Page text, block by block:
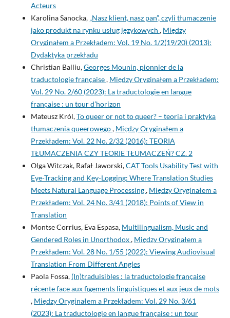
Acteurs
Karolina Sanocka, „Nasz klient, nasz pan”, czyli tłumaczenie
jako produkt na rynku usług językowych , Między
Oryginałem a Przekładem: Vol. 19 No. 1/2(19/20) (2013):
Dydaktyka przekładu
Christian Balliu,Georges Mounin, pionnier de la
traductologie française, Między Oryginałem a Przekładem:
Vol. 29 No. 2/60 (2023): La traductologie en langue
française : un tour d’horizon
Mateusz Król,To queer or not to queer? – teoria i praktyka
tłumaczenia queerowego, Między Oryginałem a
Przekładem: Vol. 22 No. 2/32 (2016): TEORIA
TŁUMACZENIA CZY TEORIE TŁUMACZEŃ? CZ. 2
Olga Witczak, Rafał Jaworski,CAT Tools Usability Test with
Eye-Tracking and Key-Logging: Where Translation Studies
Meets Natural Language Processing, Między Oryginałem a
Przekładem: Vol. 24 No. 3/41 (2018): Points of View in
Translation
Montse Corrius, Eva Espasa, Multilingualism, Music and
Gendered Roles in Unorthodox, Między Oryginałem a
Przekładem: Vol. 28 No. 1/55 (2022): Viewing Audiovisual
Translation From Different Angles
Paola Fossa, (In)traduisibles : la traductologie française
récente face aux figements linguistiques et aux jeux de mots
, Między Oryginałem a Przekładem: Vol. 29 No. 3/61
(2023): La traductologie en langue française : un tour